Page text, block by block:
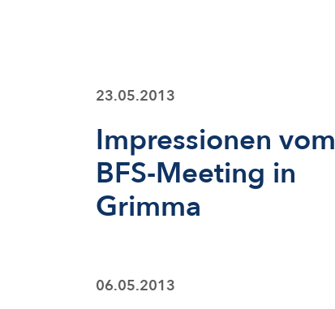
23.05.2013
Impressionen vom
BFS-Meeting in
Grimma
06.05.2013